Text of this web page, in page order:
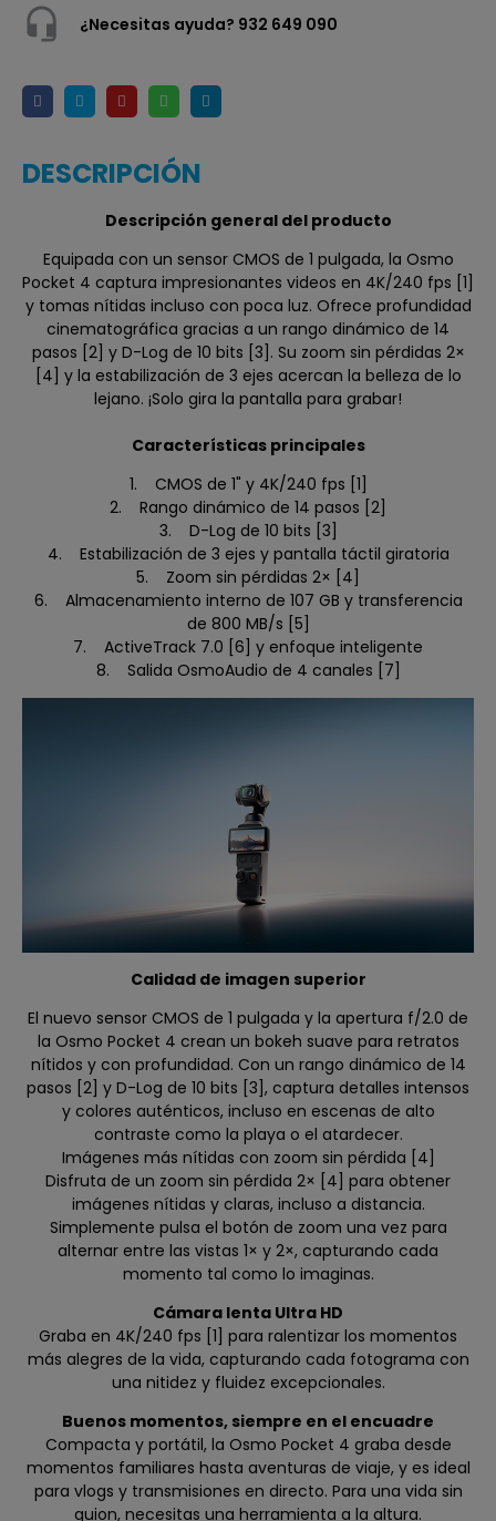
¿Necesitas ayuda? 932 649 090
DESCRIPCIÓN
Descripción general del producto
Equipada con un sensor CMOS de 1 pulgada, la Osmo
Pocket 4 captura impresionantes videos en 4K/240 fps [1]
y tomas nítidas incluso con poca luz. Ofrece profundidad
cinematográfica gracias a un rango dinámico de 14
pasos [2] y D-Log de 10 bits [3]. Su zoom sin pérdidas 2×
[4] y la estabilización de 3 ejes acercan la belleza de lo
lejano. ¡Solo gira la pantalla para grabar!
Características principales
1. CMOS de 1" y 4K/240 fps [1]
2. Rango dinámico de 14 pasos [2]
3. D-Log de 10 bits [3]
4. Estabilización de 3 ejes y pantalla táctil giratoria
5. Zoom sin pérdidas 2× [4]
6. Almacenamiento interno de 107 GB y transferencia
de 800 MB/s [5]
7. ActiveTrack 7.0 [6] y enfoque inteligente
8. Salida OsmoAudio de 4 canales [7]
Calidad de imagen superior
El nuevo sensor CMOS de 1 pulgada y la apertura f/2.0 de
la Osmo Pocket 4 crean un bokeh suave para retratos
nítidos y con profundidad. Con un rango dinámico de 14
pasos [2] y D-Log de 10 bits [3], captura detalles intensos
y colores auténticos, incluso en escenas de alto
contraste como la playa o el atardecer.
Imágenes más nítidas con zoom sin pérdida [4]
Disfruta de un zoom sin pérdida 2× [4] para obtener
imágenes nítidas y claras, incluso a distancia.
Simplemente pulsa el botón de zoom una vez para
alternar entre las vistas 1× y 2×, capturando cada
momento tal como lo imaginas.
Cámara lenta Ultra HD
Graba en 4K/240 fps [1] para ralentizar los momentos
más alegres de la vida, capturando cada fotograma con
una nitidez y fluidez excepcionales.
Buenos momentos, siempre en el encuadre
Compacta y portátil, la Osmo Pocket 4 graba desde
momentos familiares hasta aventuras de viaje, y es ideal
para vlogs y transmisiones en directo. Para una vida sin
guion, necesitas una herramienta a la altura.